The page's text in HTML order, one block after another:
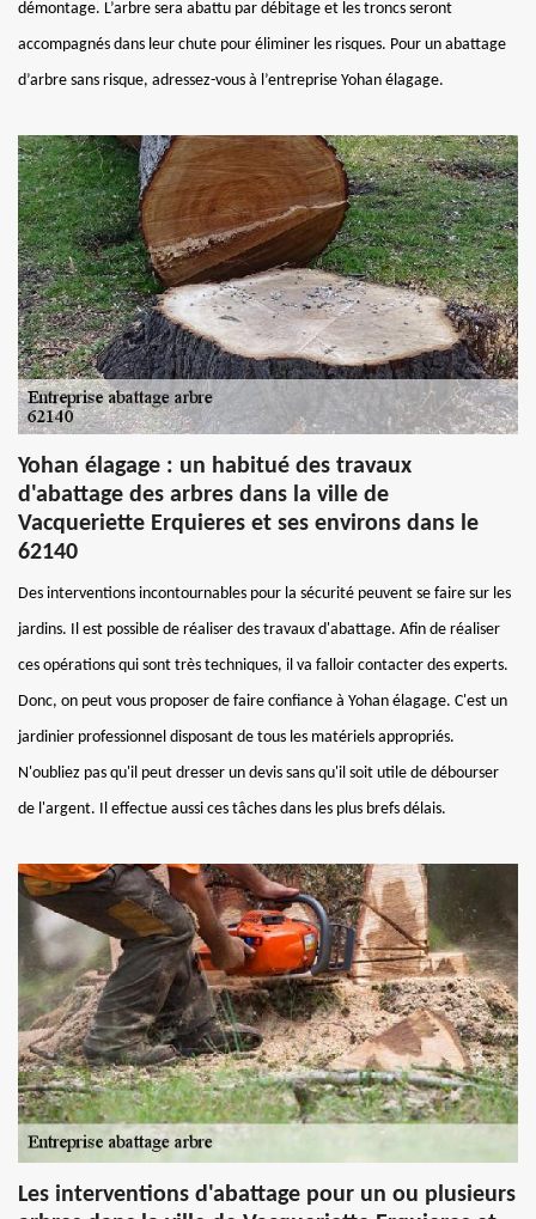
démontage. L’arbre sera abattu par débitage et les troncs seront
accompagnés dans leur chute pour éliminer les risques. Pour un abattage
d’arbre sans risque, adressez-vous à l’entreprise Yohan élagage.
Yohan élagage : un habitué des travaux
d'abattage des arbres dans la ville de
Vacqueriette Erquieres et ses environs dans le
62140
Des interventions incontournables pour la sécurité peuvent se faire sur les
jardins. Il est possible de réaliser des travaux d'abattage. Afin de réaliser
ces opérations qui sont très techniques, il va falloir contacter des experts.
Donc, on peut vous proposer de faire confiance à Yohan élagage. C'est un
jardinier professionnel disposant de tous les matériels appropriés.
N'oubliez pas qu'il peut dresser un devis sans qu'il soit utile de débourser
de l'argent. Il effectue aussi ces tâches dans les plus brefs délais.
Les interventions d'abattage pour un ou plusieurs